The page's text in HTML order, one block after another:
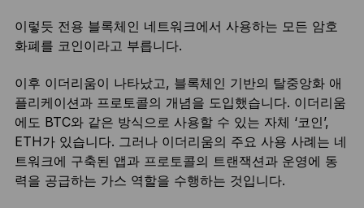
이렇듯 전용 블록체인 네트워크에서 사용하는 모든 암호
화폐를 코인이라고 부릅니다.
이후 이더리움이 나타났고, 블록체인 기반의 탈중앙화 애
플리케이션과 프로토콜의 개념을 도입했습니다. 이더리움
에도 BTC와 같은 방식으로 사용할 수 있는 자체 ‘코인’,
ETH가 있습니다. 그러나 이더리움의 주요 사용 사례는 네
트워크에 구축된 앱과 프로토콜의 트랜잭션과 운영에 동
력을 공급하는 가스 역할을 수행하는 것입니다.